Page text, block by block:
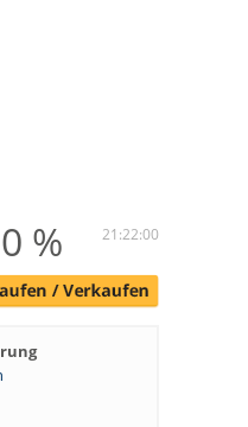
% 21:22:00